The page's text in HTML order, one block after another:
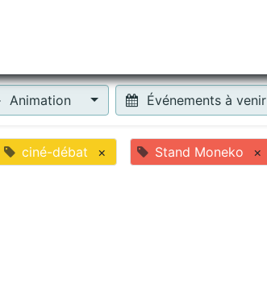
Animation Événements à venir
ciné-débat × Stand Moneko ×